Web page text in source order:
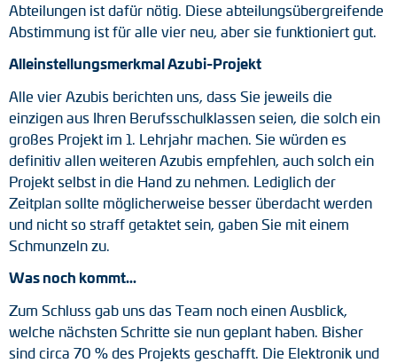
Abteilungen ist dafür nötig. Diese abteilungsübergreifende
Abstimmung ist für alle vier neu, aber sie funktioniert gut.
Alleinstellungsmerkmal Azubi-Projekt
Alle vier Azubis berichten uns, dass Sie jeweils die
einzigen aus Ihren Berufsschulklassen seien, die solch ein
großes Projekt im 1. Lehrjahr machen. Sie würden es
definitiv allen weiteren Azubis empfehlen, auch solch ein
Projekt selbst in die Hand zu nehmen. Lediglich der
Zeitplan sollte möglicherweise besser überdacht werden
und nicht so straff getaktet sein, gaben Sie mit einem
Schmunzeln zu.
Was noch kommt…
Zum Schluss gab uns das Team noch einen Ausblick,
welche nächsten Schritte sie nun geplant haben. Bisher
sind circa 70 % des Projekts geschafft. Die Elektronik und